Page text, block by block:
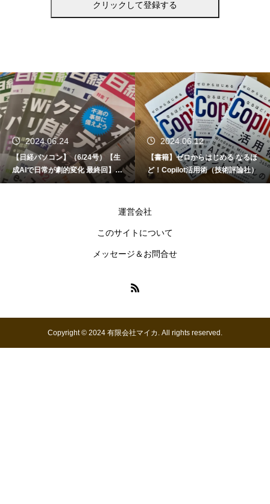
2024.06.24
【日経パソコン】（6/24号）【生
成AIで日常が劇的変化 最終回】 A
I時代のアプリケーション／サービ
2024.06.12
【書籍】ゼロからはじめる なるほ
ど！Copilot活用術（技術評論社）
運営会社
このサイトについて
メッセージ＆お問合せ
Copyright © 2024 有限会社マイカ. All rights reserved.